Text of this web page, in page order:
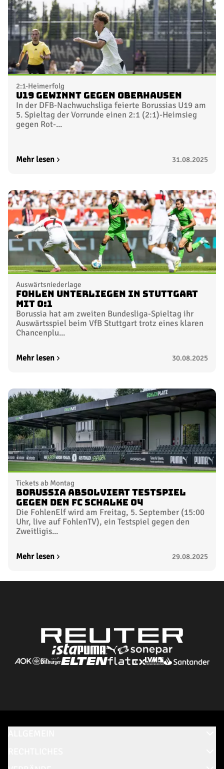
2:1-Heimerfolg
U19 gewinnt gegen Oberhausen
In der DFB-Nachwuchsliga feierte Borussias U19 am
5. Spieltag der Vorrunde einen 2:1 (2:1)-Heimsieg
gegen Rot-...
Mehr lesen 31.08.2025
Auswärtsniederlage
Fohlen unterliegen in Stuttgart
mit 0:1
Borussia hat am zweiten Bundesliga-Spieltag ihr
Auswärtsspiel beim VfB Stuttgart trotz eines klaren
Chancenplu...
Mehr lesen 30.08.2025
Tickets ab Montag
Borussia absolviert Testspiel
gegen den FC Schalke 04
Die FohlenElf wird am Freitag, 5. September (15:00
Uhr, live auf FohlenTV), ein Testspiel gegen den
Zweitligis...
Mehr lesen 29.08.2025